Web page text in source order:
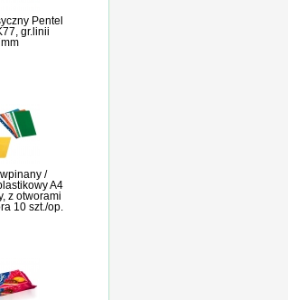
Pentel
gr.linii
/
A4
z otworami
10 szt./op.